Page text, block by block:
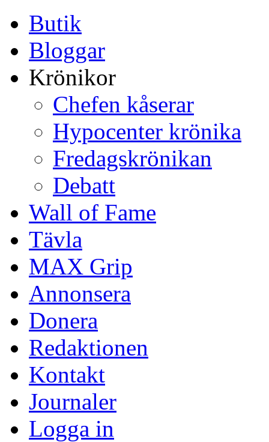
Butik
Bloggar
Krönikor
Chefen kåserar
Hypocenter krönika
Fredagskrönikan
Debatt
Wall of Fame
Tävla
MAX Grip
Annonsera
Donera
Redaktionen
Kontakt
Journaler
Logga in